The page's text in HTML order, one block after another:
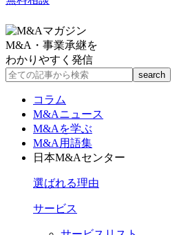
M&A・事業承継を
わかりやすく発信
コラム
M&Aニュース
M&Aを学ぶ
M&A用語集
日本M&Aセンター
選ばれる理由
サービス